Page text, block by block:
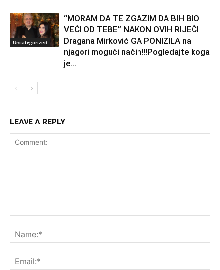
Uncategorized
“MORAM DA TE ZGAZIM DA BIH BIO
VEĆI OD TEBE” NAKON OVIH RIJEČI
Dragana Mirković GA PONIZILA na
njagori mogući način!!!Pogledajte koga
je...
LEAVE A REPLY